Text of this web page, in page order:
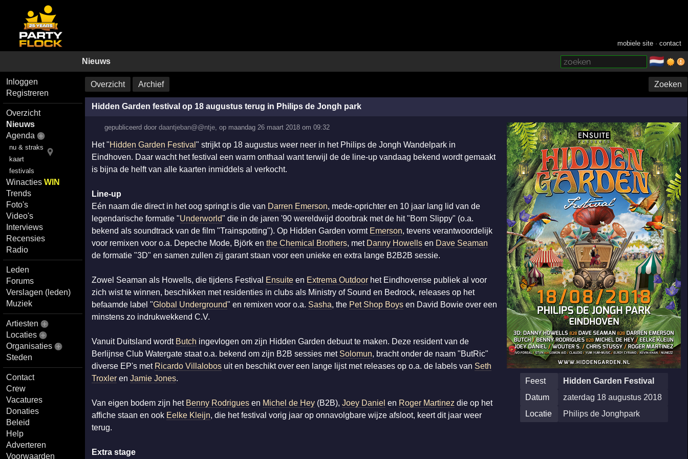
mobiele site ·contact
Nieuws 🇳🇱
Inloggen
Registreren
Overzicht
Nieuws
Agenda
nu & straks
kaart
festivals
WinactiesWIN
Trends
Foto's
Video's
Interviews
Recensies
Radio
Leden
Forums
Verslagen (leden)
Muziek
Artiesten
Locaties
Organisaties
Steden
Contact
Crew
Vacatures
Donaties
Beleid
Help
Adverteren
Voorwaarden
Overzicht Archief Zoeken
Hidden Garden festival op 18 augustus terug in Philips de Jongh park
gepubliceerd doordaantjeban@@ntje, op maandag 26 maart 2018 om 09:32
Feest
Hidden Garden Festival
Datum
zaterdag 18 augustus 2018
Locatie
Philips de Jonghpark
Het "Hidden Garden Festival " strijkt op 18 augustus weer neer in het Philips de Jongh Wandelpark in
Eindhoven. Daar wacht het festival een warm onthaal want terwijl de de line-up vandaag bekend wordt gemaakt
is bijna de helft van alle kaarten inmiddels al verkocht.
Line-up
Eén naam die direct in het oog springt is die van Darren Emerson, mede-oprichter en 10 jaar lang lid van de
legendarische formatie "Underworld" die in de jaren '90 wereldwijd doorbrak met de hit "Born Slippy" (o.a.
bekend als soundtrack van de film "Trainspotting"). Op Hidden Garden vormt Emerson, tevens verantwoordelijk
voor remixen voor o.a. Depeche Mode, Björk en the Chemical Brothers, met Danny Howellsen Dave Seaman
de formatie "3D" en samen zullen zij garant staan voor een unieke en extra lange B2B2B sessie.
Zowel Seaman als Howells, die tijdens Festival Ensuiteen Extrema Outdoorhet Eindhovense publiek al voor
zich wist te winnen, beschikken met residenties in clubs als Ministry of Sound en Bedrock, releases op het
befaamde label "Global Underground" en remixen voor o.a. Sasha, the Pet Shop Boysen David Bowie over een
minstens zo indrukwekkend C.V.
Vanuit Duitsland wordt Butch ingevlogen om zijn Hidden Garden debuut te maken. Deze resident van de
Berlijnse Club Watergate staat o.a. bekend om zijn B2B sessies met Solomun, bracht onder de naam "ButRic"
diverse EP's met Ricardo Villalobosuit en beschikt over een lange lijst met releases op o.a. de labels van Seth
Troxleren Jamie Jones.
Van eigen bodem zijn het Benny Rodriguesen Michel de Hey(B2B), Joey Daniel en Roger Martinez die op het
affiche staan en ook Eelke Kleijn, die het festival vorig jaar op onnavolgbare wijze afsloot, keert dit jaar weer
terug.
Extra stage